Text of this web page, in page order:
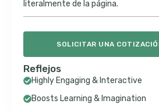
literalmente de la página.
SOLICITAR UNA
Reflejos
Highly Engaging & Interactive
Boosts Learning & Imagination